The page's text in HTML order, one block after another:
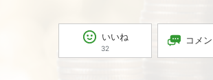
いいね
32
コメ